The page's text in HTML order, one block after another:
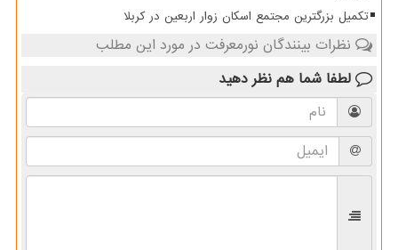
تکمیل بزرگترین مجتمع اسکان زوار اربعین در کربلا
نظرات بینندگان نورمعرفت در مورد این مطلب
لطفا شما هم نظر دهید